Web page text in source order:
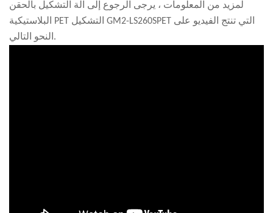
لمزيد من المعلومات ، يرجى الرجوع إلى آلة التشكيل بالحقن
البلاستيكية PET التشكيل GM2-LS260SPET التي تنتج الفيديو على
النحو التالي.